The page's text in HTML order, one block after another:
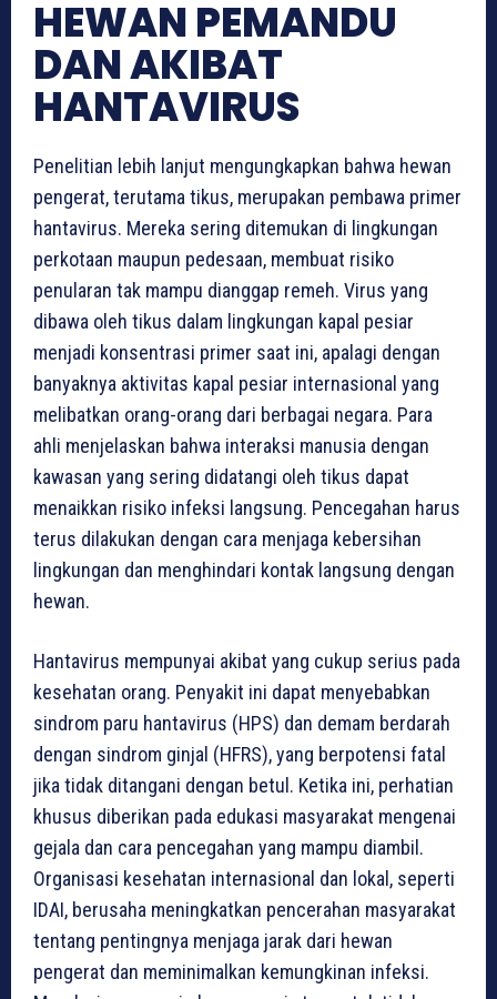
HEWAN PEMANDU
DAN AKIBAT
HANTAVIRUS
Penelitian lebih lanjut mengungkapkan bahwa hewan
pengerat, terutama tikus, merupakan pembawa primer
hantavirus. Mereka sering ditemukan di lingkungan
perkotaan maupun pedesaan, membuat risiko
penularan tak mampu dianggap remeh. Virus yang
dibawa oleh tikus dalam lingkungan kapal pesiar
menjadi konsentrasi primer saat ini, apalagi dengan
banyaknya aktivitas kapal pesiar internasional yang
melibatkan orang-orang dari berbagai negara. Para
ahli menjelaskan bahwa interaksi manusia dengan
kawasan yang sering didatangi oleh tikus dapat
menaikkan risiko infeksi langsung. Pencegahan harus
terus dilakukan dengan cara menjaga kebersihan
lingkungan dan menghindari kontak langsung dengan
hewan.
Hantavirus mempunyai akibat yang cukup serius pada
kesehatan orang. Penyakit ini dapat menyebabkan
sindrom paru hantavirus (HPS) dan demam berdarah
dengan sindrom ginjal (HFRS), yang berpotensi fatal
jika tidak ditangani dengan betul. Ketika ini, perhatian
khusus diberikan pada edukasi masyarakat mengenai
gejala dan cara pencegahan yang mampu diambil.
Organisasi kesehatan internasional dan lokal, seperti
IDAI, berusaha meningkatkan pencerahan masyarakat
tentang pentingnya menjaga jarak dari hewan
pengerat dan meminimalkan kemungkinan infeksi.